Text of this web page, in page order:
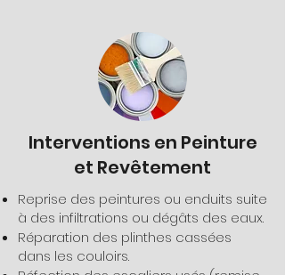
Interventions en Peinture
et Revêtement
Reprise des peintures ou enduits suite
à des infiltrations ou dégâts des eaux.
Réparation des plinthes cassées
dans les couloirs.